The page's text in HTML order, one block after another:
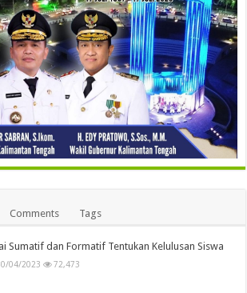
Comments Tags
Sumatif dan Formatif Tentukan Kelulusan Siswa
04/2023 72,473